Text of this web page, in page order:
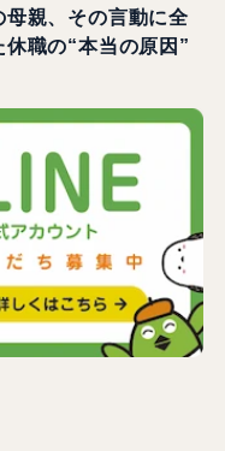
母親、その言動に全
休職の“本当の原因”